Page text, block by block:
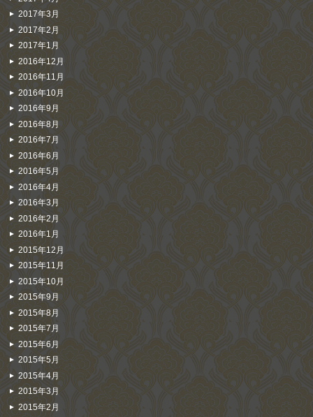
2017年3月
2017年2月
2017年1月
2016年12月
2016年11月
2016年10月
2016年9月
2016年8月
2016年7月
2016年6月
2016年5月
2016年4月
2016年3月
2016年2月
2016年1月
2015年12月
2015年11月
2015年10月
2015年9月
2015年8月
2015年7月
2015年6月
2015年5月
2015年4月
2015年3月
2015年2月